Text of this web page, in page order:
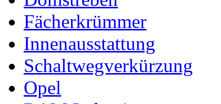
Fächerkrümmer
Innenausstattung
Schaltwegverkürzung
Opel